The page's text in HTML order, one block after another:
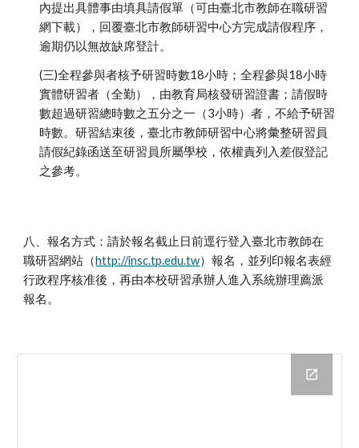
內提出具體事由填具請假單（可由臺北市教師在職研習
網下載），回覆臺北市教師研習中心方完成請假程序，
逾期仍以無故缺席登計。
(三)全程參與者核予研習時數18小時；全程參與18小時
實體研習者（全勤），由教育局核發研習證書；請假時
數超過研習總時數之五分之一（3小時）者，不給予研習
時數。研習結束後，臺北市教師研習中心將彙整研習員
請假紀錄函送至研習員所屬學校，依權責列入差假登記
之參考。
八、報名方式：請於報名截止日前逕行登入臺北市教師在
職研習網站（http://insc.tp.edu.tw）報名，並列印報名表經
行政程序核准後，再由本校研習承辦人進入系統辦理薦派
報名。